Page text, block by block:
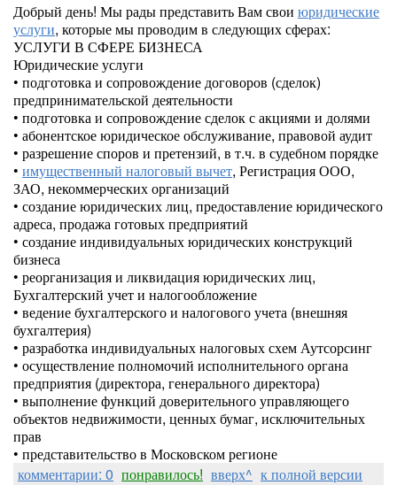
Добрый день! Мы рады представить Вам свои юридические
услуги, которые мы проводим в следующих сферах:
УСЛУГИ В СФЕРЕ БИЗНЕСА
Юридические услуги
• подготовка и сопровождение договоров (сделок)
предпринимательской деятельности
• подготовка и сопровождение сделок с акциями и долями
• абонентское юридическое обслуживание, правовой аудит
• разрешение споров и претензий, в т.ч. в судебном порядке
• имущественный налоговый вычет, Регистрация ООО,
ЗАО, некоммерческих организаций
• создание юридических лиц, предоставление юридического
адреса, продажа готовых предприятий
• создание индивидуальных юридических конструкций
бизнеса
• реорганизация и ликвидация юридических лиц,
Бухгалтерский учет и налогообложение
• ведение бухгалтерского и налогового учета (внешняя
бухгалтерия)
• разработка индивидуальных налоговых схем Аутсорсинг
• осуществление полномочий исполнительного органа
предприятия (директора, генерального директора)
• выполнение функций доверительного управляющего
объектов недвижимости, ценных бумаг, исключительных
прав
• представительство в Московском регионе
комментарии: 0 понравилось! вверх^ к полной версии